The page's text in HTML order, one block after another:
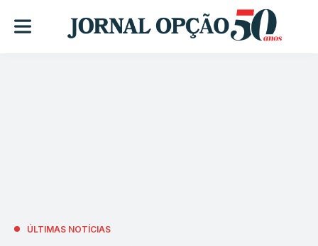
ÚLTIMAS NOTÍCIAS